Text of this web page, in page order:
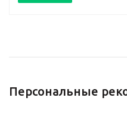
Персональные